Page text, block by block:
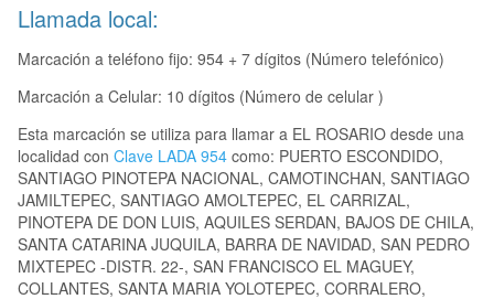
Llamada local:
Marcación a teléfono fijo: 954 + 7 dígitos (Número telefónico)
Marcación a Celular: 10 dígitos (Número de celular )
Esta marcación se utiliza para llamar a EL ROSARIO desde una
localidad con Clave LADA 954 como: PUERTO ESCONDIDO,
SANTIAGO PINOTEPA NACIONAL, CAMOTINCHAN, SANTIAGO
JAMILTEPEC, SANTIAGO AMOLTEPEC, EL CARRIZAL,
PINOTEPA DE DON LUIS, AQUILES SERDAN, BAJOS DE CHILA,
SANTA CATARINA JUQUILA, BARRA DE NAVIDAD, SAN PEDRO
MIXTEPEC -DISTR. 22-, SAN FRANCISCO EL MAGUEY,
COLLANTES, SANTA MARIA YOLOTEPEC, CORRALERO,